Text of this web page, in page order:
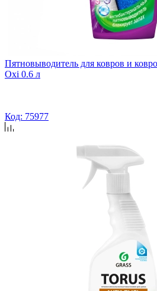
Пятновыводитель для ковров и
Oxi 0.6 л
Код: 75977